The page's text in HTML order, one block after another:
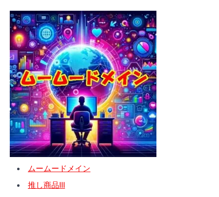
『ネ
ッ
ト
de
診
断』
で
安
心
の
サ
イ
ト
運
営
about
夏
空
に
似
合
う
ド
メ
イ
ン
を、
こ
の
夏、
あ
ムームードメイン
推し商品III